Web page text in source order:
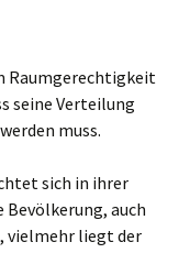
Raumgerechtigkeit
seine Verteilung
muss.
sich in ihrer
Bevölkerung, auch
vielmehr liegt der